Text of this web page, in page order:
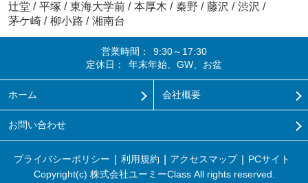
辻堂 / 平塚 / 東海大学前 / 本厚木 / 秦野 / 藤沢 / 渋沢 /
茅ケ崎 / 柳小路 / 湘南台
営業時間：
9:30～17:30
定休日：
年末年始、GW、お盆
ホーム 会社概要
お問い合わせ
プライバシーポリシー 利用規約 アクセスマップ
PCサイト
Copyright(c) 株式会社ユーミーClass All rights reserved.